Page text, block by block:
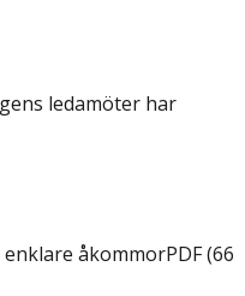
ledamöter har
åkommorPDF(66